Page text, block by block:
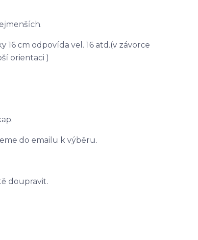
cm odpovída vel. 16 atd.(v závorce
orientaci )
do emailu k výběru.
doupravit.